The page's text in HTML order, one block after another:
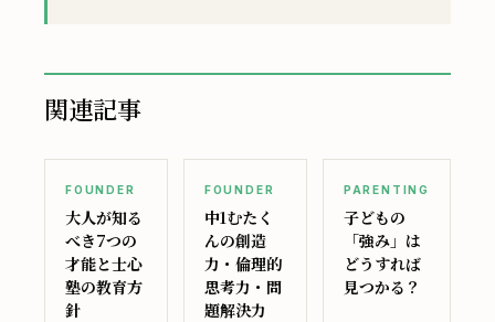
関連記事
FOUNDER
大人が知る
べき7つの
才能と士心
塾の教育方
針
FOUNDER
中1むたく
んの創造
力・倫理的
思考力・問
題解決力
PARENTING
子どもの
「強み」は
どうすれば
見つかる？